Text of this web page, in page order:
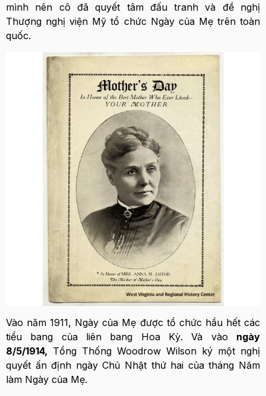
mình nên cô đã quyết tâm đấu tranh và đề nghị
Thượng nghị viện Mỹ tổ chức Ngày của Mẹ trên toàn
quốc.
Vào năm 1911, Ngày của Mẹ được tổ chức hầu hết các
tiểu bang của liên bang Hoa Kỳ. Và vào ngày
8/5/1914, Tổng Thống Woodrow Wilson ký một nghị
quyết ấn định ngày Chủ Nhật thứ hai của tháng Năm
làm Ngày của Mẹ.